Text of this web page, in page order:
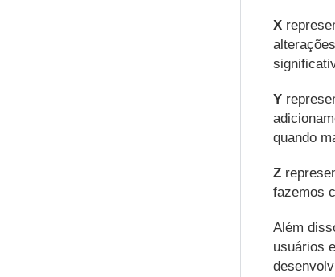
X
Y
quando
Z
fazemos
Além
usuários